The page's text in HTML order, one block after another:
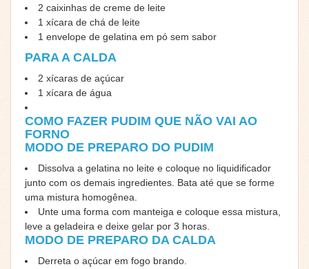
2 caixinhas de creme de leite
1 xícara de chá de leite
1 envelope de gelatina em pó sem sabor
PARA A CALDA
2 xícaras de açúcar
1 xícara de água
COMO FAZER PUDIM QUE NÃO VAI AO
FORNO
MODO DE PREPARO DO PUDIM
Dissolva a gelatina no leite e coloque no liquidificador
junto com os demais ingredientes. Bata até que se forme
uma mistura homogênea.
Unte uma forma com manteiga e coloque essa mistura,
leve a geladeira e deixe gelar por 3 horas.
MODO DE PREPARO DA CALDA
Derreta o açúcar em fogo brando.